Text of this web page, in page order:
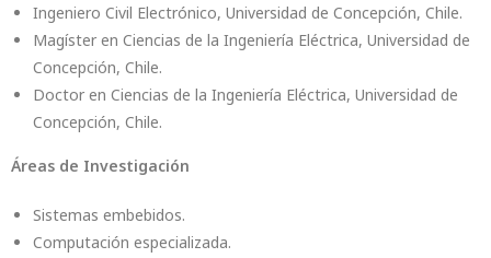
Ingeniero Civil Electrónico, Universidad de Concepción, Chile.
Magíster en Ciencias de la Ingeniería Eléctrica, Universidad de
Concepción, Chile.
Doctor en Ciencias de la Ingeniería Eléctrica, Universidad de
Concepción, Chile.
Áreas de Investigación
Sistemas embebidos.
Computación especializada.